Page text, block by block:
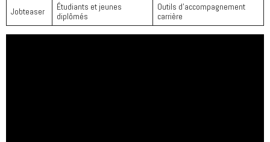
Jobteaser
Étudiants et jeunes
diplômés
Outils d’accompagnement
carrière